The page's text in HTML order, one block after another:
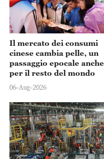
Il mercato dei consumi
cinese cambia pelle, un
passaggio epocale anche
per il resto del mondo
06-Aug-2026